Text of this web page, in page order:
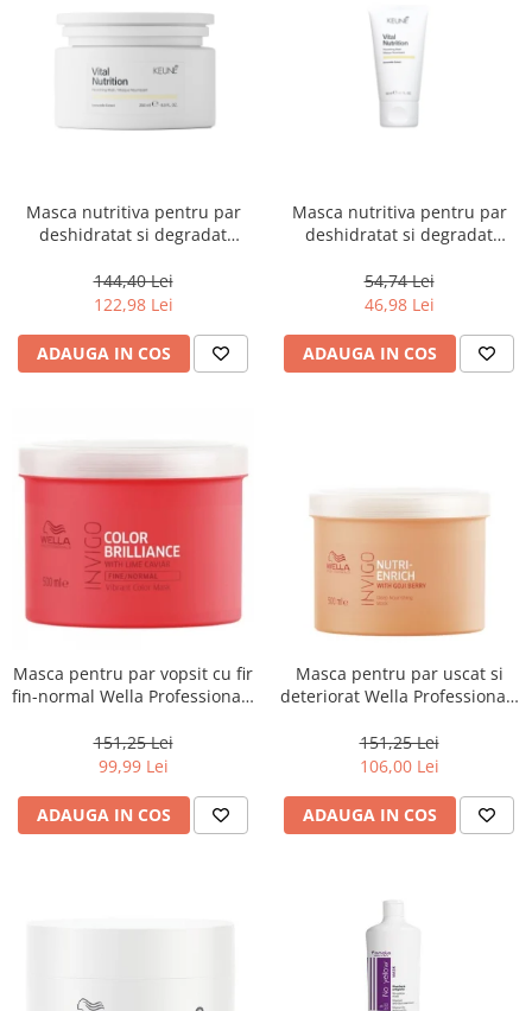
Masca nutritiva pentru par
deshidratat si degradat
Mask, 250 ml
144,40 Lei
122,98 Lei
ADAUGA IN COS
Masca nutritiva pentru par
deshidratat si degradat
Mask, 50 ml
54,74 Lei
46,98 Lei
ADAUGA IN COS
Masca pentru par vopsit cu fir
fin-normal Wella Professionals
151,25 Lei
99,99 Lei
ADAUGA IN COS
Masca pentru par uscat si
deteriorat Wella Professionals
151,25 Lei
106,00 Lei
ADAUGA IN COS